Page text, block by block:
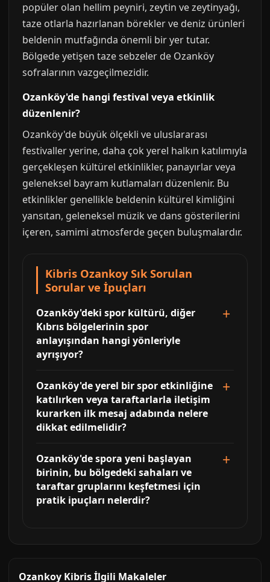
popüler olan hellim peyniri, zeytin ve zeytinyağı,
taze otlarla hazırlanan börekler ve deniz ürünleri
beldenin mutfağında önemli bir yer tutar.
Bölgede yetişen taze sebzeler de Ozanköy
sofralarının vazgeçilmezidir.
Ozanköy'de hangi festival veya etkinlik
düzenlenir?
Ozanköy'de büyük ölçekli ve uluslararası
festivaller yerine, daha çok yerel halkın katılımıyla
gerçekleşen kültürel etkinlikler, panayırlar veya
geleneksel bayram kutlamaları düzenlenir. Bu
etkinlikler genellikle beldenin kültürel kimliğini
yansıtan, geleneksel müzik ve dans gösterilerini
içeren, samimi atmosferde geçen buluşmalardır.
Kibris Ozankoy Sık Sorulan
Sorular ve İpuçları
Ozanköy'deki spor kültürü, diğer
Kıbrıs bölgelerinin spor
anlayışından hangi yönleriyle
ayrışıyor?
Ozanköy'de yerel bir spor etkinliğine
katılırken veya taraftarlarla iletişim
kurarken ilk mesaj adabında nelere
dikkat edilmelidir?
Ozanköy'de spora yeni başlayan
birinin, bu bölgedeki sahaları ve
taraftar gruplarını keşfetmesi için
pratik ipuçları nelerdir?
Ozankoy Kibris İlgili Makaleler